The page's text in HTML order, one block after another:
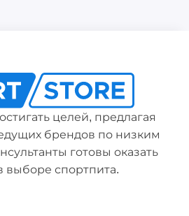
целей, предлагая
брендов по низким
готовы оказать
выборе спортпита.